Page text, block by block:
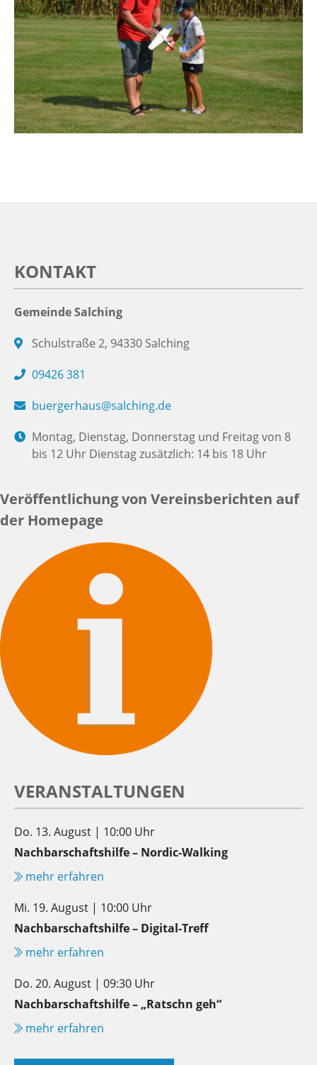
KONTAKT
Gemeinde Salching
Schulstraße 2, 94330 Salching
09426 381
buergerhaus@salching.de
Montag, Dienstag, Donnerstag und Freitag von 8
bis 12 Uhr Dienstag zusätzlich: 14 bis 18 Uhr
Veröffentlichung von Vereinsberichten auf
der Homepage
VERANSTALTUNGEN
Do. 13. August | 10:00 Uhr
Nachbarschaftshilfe – Nordic-Walking
mehr erfahren
Mi. 19. August | 10:00 Uhr
Nachbarschaftshilfe – Digital-Treff
mehr erfahren
Do. 20. August | 09:30 Uhr
Nachbarschaftshilfe – „Ratschn geh“
mehr erfahren